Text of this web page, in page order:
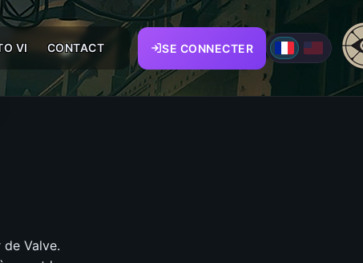
VI CONTACT SE CONNECTER
Valve.